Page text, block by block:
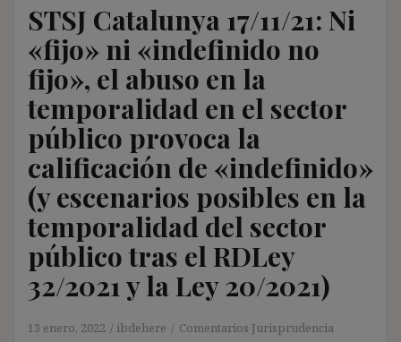
STSJ Catalunya 17/11/21: Ni
«fijo» ni «indefinido no
fijo», el abuso en la
temporalidad en el sector
público provoca la
calificación de «indefinido»
(y escenarios posibles en la
temporalidad del sector
público tras el RDLey
32/2021 y la Ley 20/2021)
13 enero, 2022 ibdehere Comentarios Jurisprudencia